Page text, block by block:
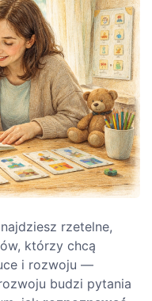
rzetelne,
którzy chcą
i rozwoju —
budzi pytania